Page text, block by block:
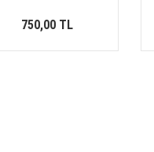
750,00 TL